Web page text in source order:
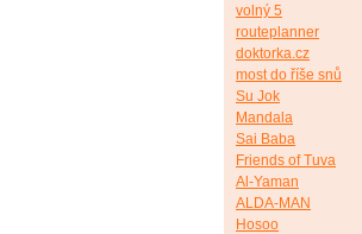
volný 5
routeplanner
doktorka.cz
most do říše snů
Su Jok
Mandala
Sai Baba
Friends of Tuva
Al-Yaman
ALDA-MAN
Hosoo